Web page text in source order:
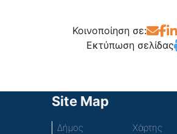
Κοινοποίηση σε:
Εκτύπωση σελίδας
Site Map
Δήμος
Χάρτης